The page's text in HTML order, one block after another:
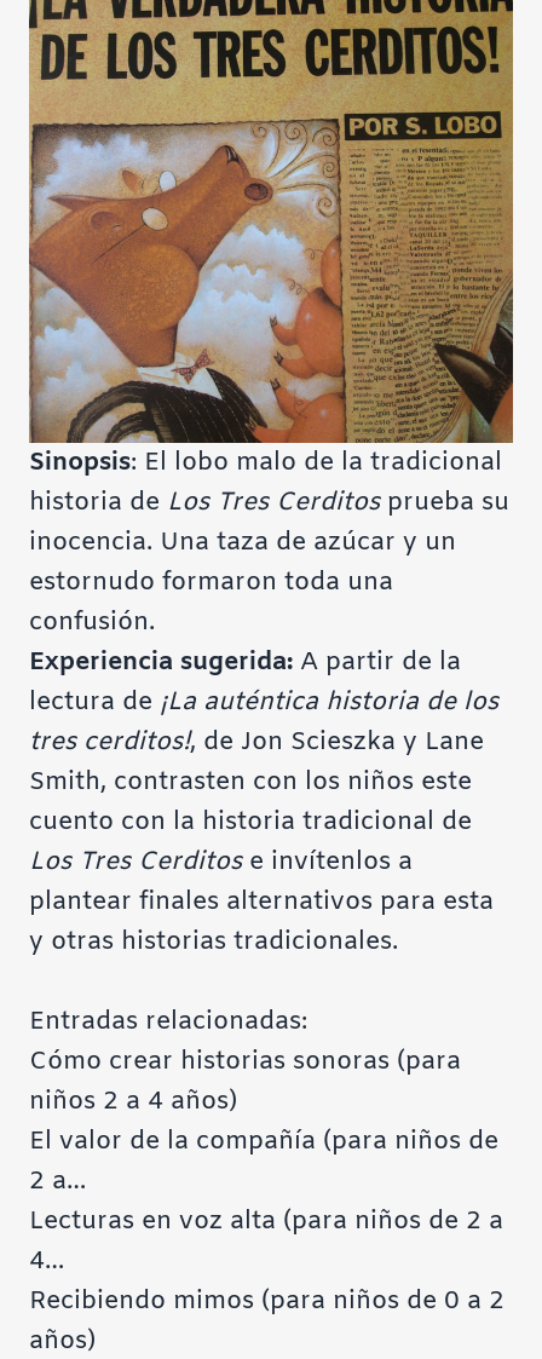
Sinopsis: El lobo malo de la tradicional
historia de Los Tres Cerditosprueba su
inocencia. Una taza de azúcar y un
estornudo formaron toda una
confusión.
Experiencia sugerida: A partir de la
lectura de ¡La auténtica historia de los
tres cerditos!, de Jon Scieszka y Lane
Smith, contrasten con los niños este
cuento con la historia tradicional de
Los Tres Cerditose invítenlos a
plantear finales alternativos para esta
y otras historias tradicionales.
Entradas relacionadas:
Cómo crear historias sonoras (para
niños 2 a 4 años)
El valor de la compañía (para niños de
2 a…
Lecturas en voz alta (para niños de 2 a
4…
Recibiendo mimos (para niños de 0 a 2
años)